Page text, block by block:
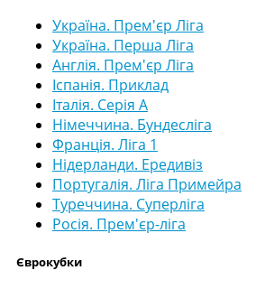
Україна. Прем'єр Ліга
Україна. Перша Ліга
Англія. Прем'єр Ліга
Іспанія. Приклад
Італія. Серія А
Німеччина. Бундесліга
Франція. Ліга 1
Нідерланди. Ередивіз
Португалія. Ліга Примейра
Туреччина. Суперліга
Росія. Прем'єр-ліга
Єврокубки